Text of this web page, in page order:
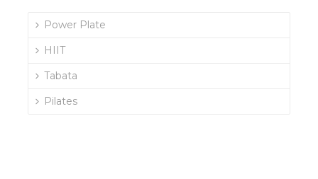
Power Plate
HIIT
Tabata
Pilates